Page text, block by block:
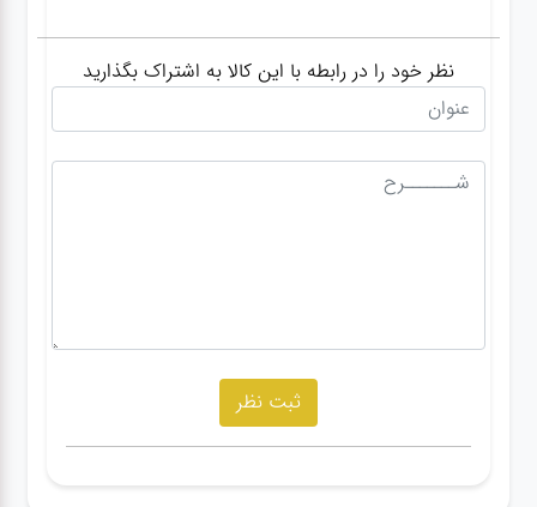
نظر خود را در رابطه با این کالا به اشتراک بگذارید